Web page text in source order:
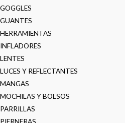
GOGGLES
GUANTES
HERRAMIENTAS
INFLADORES
LENTES
LUCES Y REFLECTANTES
MANGAS
MOCHILAS Y BOLSOS
PARRILLAS
PIERNERAS